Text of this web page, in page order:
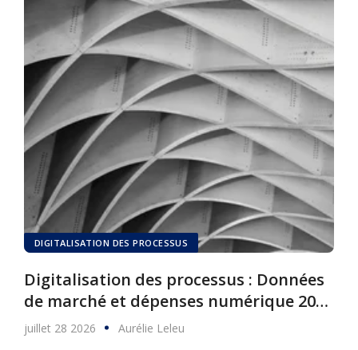
DIGITALISATION DES PROCESSUS
Digitalisation des processus : Données
de marché et dépenses numérique 2025
à 2030
juillet 28 2026 Aurélie Leleu